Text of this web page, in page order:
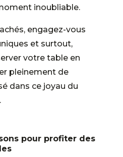
inoubliable.
engagez-vous
et surtout,
votre table en
pleinement de
dans ce joyau du
pour profiter des